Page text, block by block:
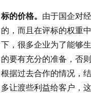
标的价格。 由于国企对
的，而且在评标的权重
下，很多企业为了能够
的要有充分的准备，否
根据过去合作的情况，
多让渡些利益给客户，